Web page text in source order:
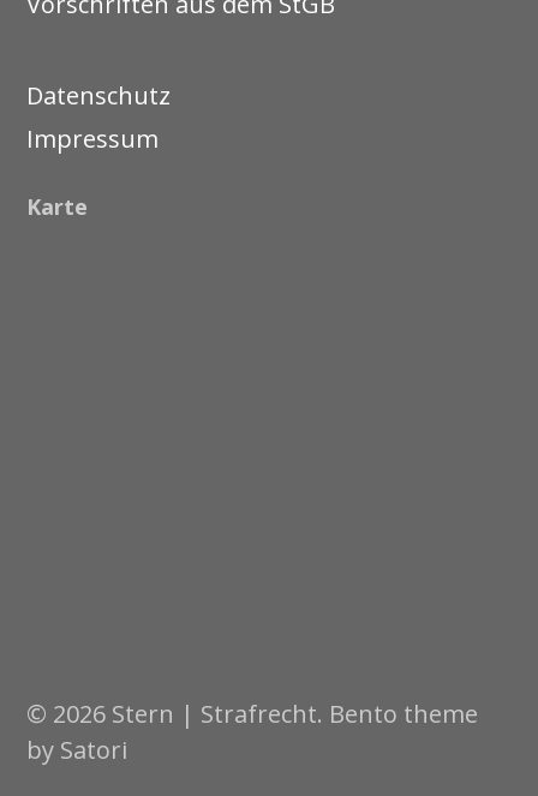
Datenschutz
Impressum
Karte
© 2026 Stern | Strafrecht. Bento theme
by Satori